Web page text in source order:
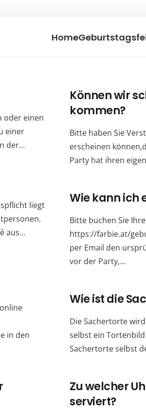
Home
oder einen
einer
der…
liegt
aus…
in den
Können wir
kommen?
Bitte haben Sie
erscheinen
Party hat ihren
Wie kann ich
Bitte buchen Sie
https://farbie.at/
per Email den
vor der Party,…
Wie ist die
Die Sachertorte
selbst ein
Sachertorte selbst
Zu welcher
serviert?